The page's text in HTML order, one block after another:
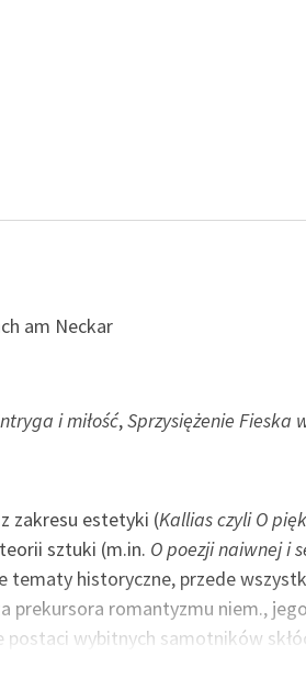
Testamentu
bohaterów
am Neckar
i miłość,Sprzysiężenie Fieska
zakresu estetyki (Kallias czyli O
sztuki (m.in. O poezji naiwnej i
tematy historyczne, przede
prekursora romantyzmu niem.,
postaci wybitnych samotników